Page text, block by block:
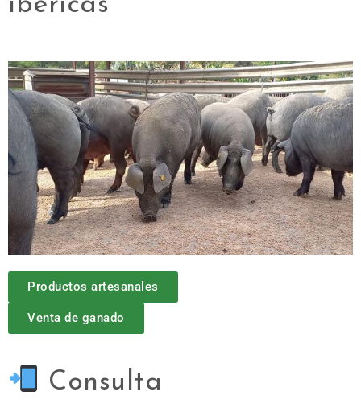
Productos artesanales
Venta de ganado
Consulta